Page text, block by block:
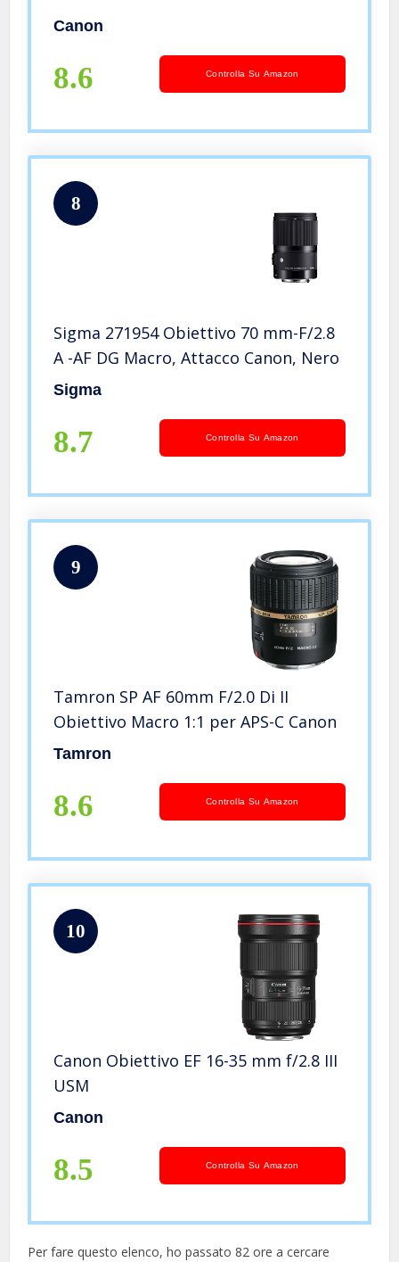
Canon
8.6 Controlla Su Amazon
8
Sigma 271954 Obiettivo 70 mm-F/2.8
A -AF DG Macro, Attacco Canon, Nero
Sigma
8.7 Controlla Su Amazon
9
Tamron SP AF 60mm F/2.0 Di II
Obiettivo Macro 1:1 per APS-C Canon
Tamron
8.6 Controlla Su Amazon
10
Canon Obiettivo EF 16-35 mm f/2.8 III
USM
Canon
8.5 Controlla Su Amazon
Per fare questo elenco, ho passato 82 ore a cercare